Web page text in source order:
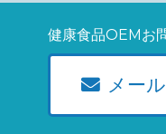
健康食品OEMお
メー